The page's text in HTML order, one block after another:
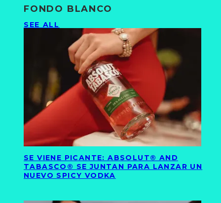
FONDO BLANCO
SEE ALL
SE VIENE PICANTE: ABSOLUT® AND
TABASCO® SE JUNTAN PARA LANZAR UN
NUEVO SPICY VODKA